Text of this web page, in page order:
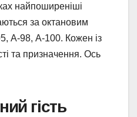
найпоширеніші
за октановим
А-98, А-100. Кожен із
та призначення. Ось
гість